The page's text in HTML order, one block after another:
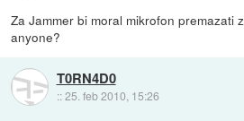
Za Jammer bi moral mikrofon premazati
anyone?
T0RN4D0
::25. feb 2010, 15:26